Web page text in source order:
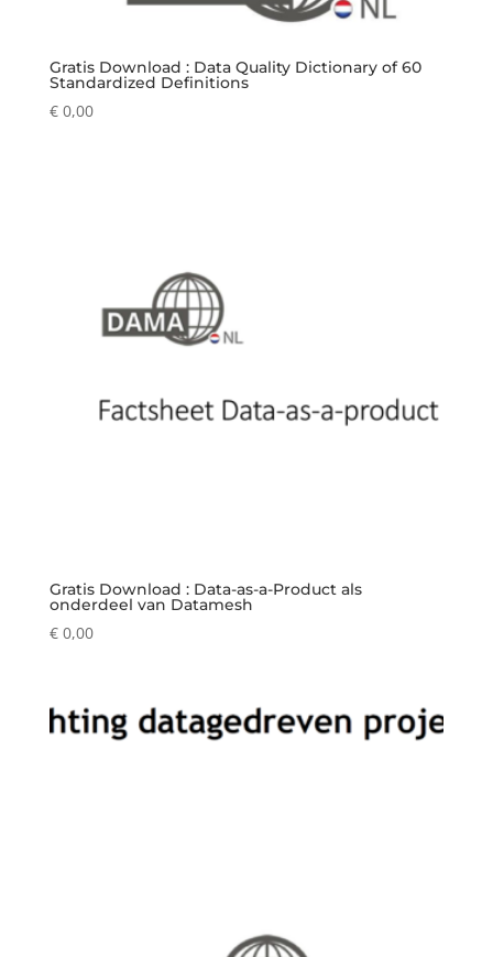
Gratis Download : Data Quality Dictionary of 60
Standardized Definitions
€0,00
Gratis Download : Data-as-a-Product als
onderdeel van Datamesh
€0,00